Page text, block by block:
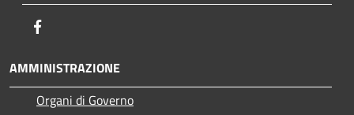
AMMINISTRAZIONE
Organi di Governo